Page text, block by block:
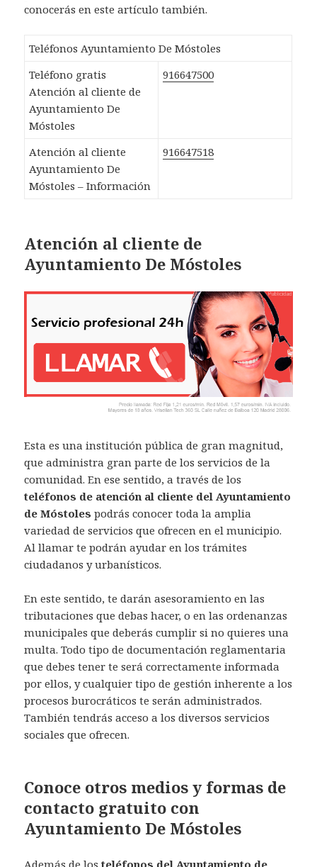
conocerás en este artículo también.
Teléfonos Ayuntamiento De Móstoles
Teléfono gratis
Atención al cliente de
Ayuntamiento De
Móstoles
916647500
Atención al cliente
Ayuntamiento De
Móstoles – Información
916647518
Atención al cliente de
Ayuntamiento De Móstoles
Esta es una institución pública de gran magnitud,
que administra gran parte de los servicios de la
comunidad. En ese sentido, a través de los
teléfonos de atención al cliente del Ayuntamiento
de Móstolespodrás conocer toda la amplia
variedad de servicios que ofrecen en el municipio.
Al llamar te podrán ayudar en los trámites
ciudadanos y urbanísticos.
En este sentido, te darán asesoramiento en las
tributaciones que debas hacer, o en las ordenanzas
municipales que deberás cumplir si no quieres una
multa. Todo tipo de documentación reglamentaria
que debes tener te será correctamente informada
por ellos, y cualquier tipo de gestión inherente a los
procesos burocráticos te serán administrados.
También tendrás acceso a los diversos servicios
sociales que ofrecen.
Conoce otros medios y formas de
contacto gratuito con
Ayuntamiento De Móstoles